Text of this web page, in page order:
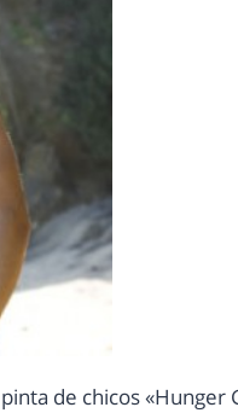
de chicos «Hunger